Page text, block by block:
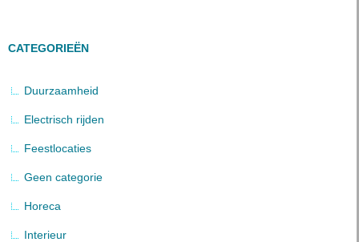
CATEGORIEËN
Duurzaamheid
Electrisch rijden
Feestlocaties
Geen categorie
Horeca
Interieur